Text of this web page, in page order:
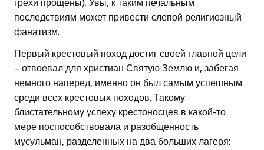
грехи прощены). Увы, к таким печальным
последствиям может привести слепой религиозный
фанатизм.
Первый крестовый поход достиг своей главной цели
– отвоевал для христиан Святую Землю и, забегая
немного наперед, именно он был самым успешным
среди всех крестовых походов. Такому
блистательному успеху крестоносцев в какой-то
мере поспособствовала и разобщенность
мусульман, разделенных на два больших лагеря: